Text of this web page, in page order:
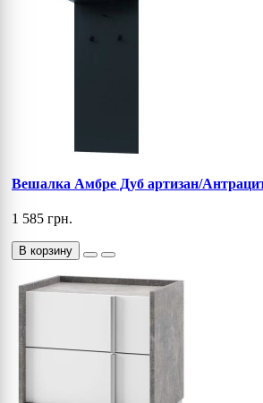
Вешалка Амбре Дуб артизан/
1 585 грн.
В корзину